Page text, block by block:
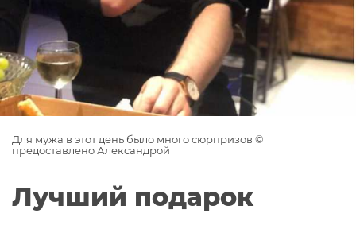
Для мужа в этот день было много сюрпризов ©
предоставлено Александрой
Лучший подарок